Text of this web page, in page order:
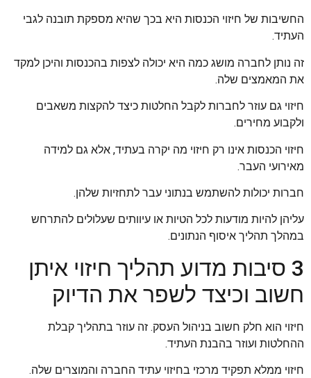
החשיבות של חיזוי הכנסות היא בכך שהיא מספקת תובנה לגבי
העתיד.
זה נותן לחברה מושג כמה היא יכולה לצפות בהכנסות והיכן למקד
את המאמצים שלה.
חיזוי גם עוזר לחברות לקבל החלטות כיצד להקצות משאבים
ולקבוע מחירים.
חיזוי הכנסות אינו רק חיזוי מה יקרה בעתיד, אלא גם למידה
מאירועי העבר.
חברות יכולות להשתמש בנתוני עבר לתחזיות שלהן.
עליהן להיות מודעות לכל הטיות או עיוותים שעלולים להתרחש
במהלך תהליך איסוף הנתונים.
3 סיבות מדוע תהליך חיזוי איתן
חשוב וכיצד לשפר את הדיוק
חיזוי הוא חלק חשוב בניהול העסק. זה עוזר בתהליך קבלת
ההחלטות ועוזר בהבנת העתיד.
חיזוי ממלא תפקיד מרכזי בחיזוי עתיד החברה והמוצרים שלה.